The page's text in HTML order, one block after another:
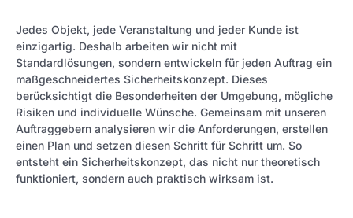
Jedes Objekt, jede Veranstaltung und jeder Kunde ist
einzigartig. Deshalb arbeiten wir nicht mit
Standardlösungen, sondern entwickeln für jeden Auftrag ein
maßgeschneidertes Sicherheitskonzept. Dieses
berücksichtigt die Besonderheiten der Umgebung, mögliche
Risiken und individuelle Wünsche. Gemeinsam mit unseren
Auftraggebern analysieren wir die Anforderungen, erstellen
einen Plan und setzen diesen Schritt für Schritt um. So
entsteht ein Sicherheitskonzept, das nicht nur theoretisch
funktioniert, sondern auch praktisch wirksam ist.